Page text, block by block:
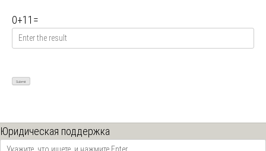
0+11 =
Юридическая поддержка